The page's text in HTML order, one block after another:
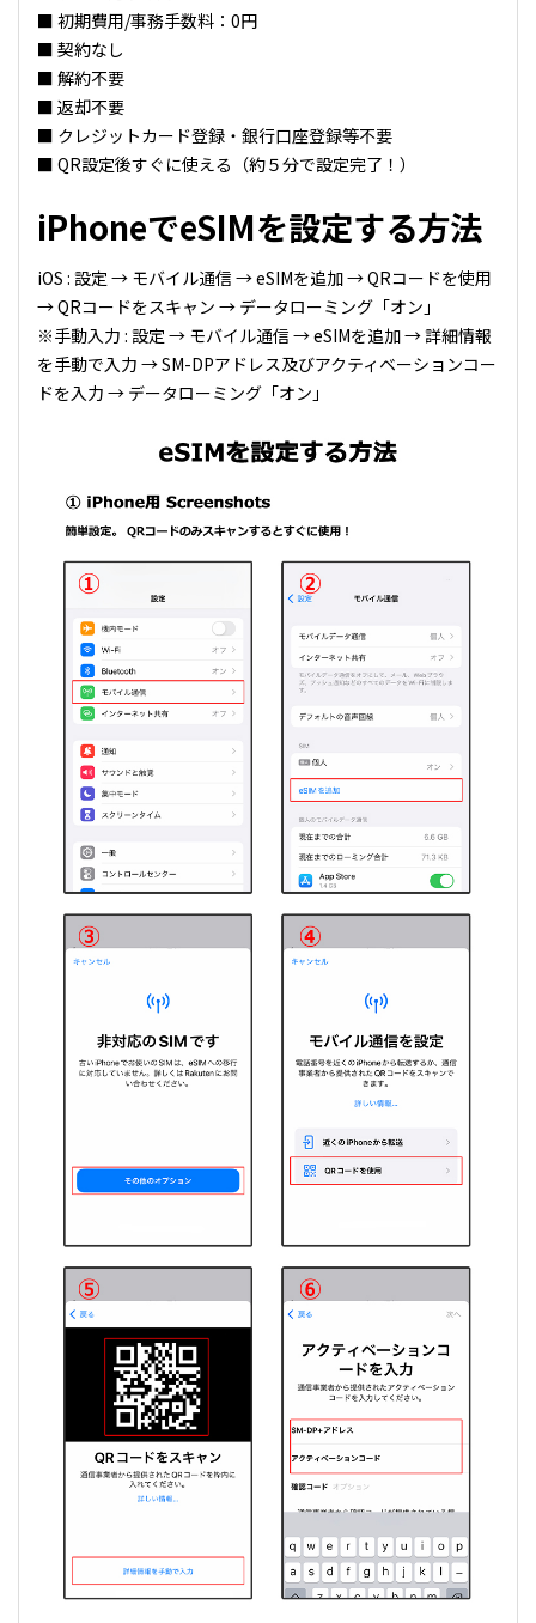
■ 初期費用/事務手数料：0円
■ 契約なし
■ 解約不要
■ 返却不要
■ クレジットカード登録・銀行口座登録等不要
■ QR設定後すぐに使える（約５分で設定完了！）
iPhoneでeSIMを設定する方法
iOS : 設定 → モバイル通信 → eSIMを追加 → QRコードを使用
→ QRコードをスキャン → データローミング「オン」
※手動入力 : 設定 → モバイル通信 → eSIMを追加 → 詳細情報
を手動で入力 → SM-DPアドレス及びアクティベーションコー
ドを入力 → データローミング「オン」